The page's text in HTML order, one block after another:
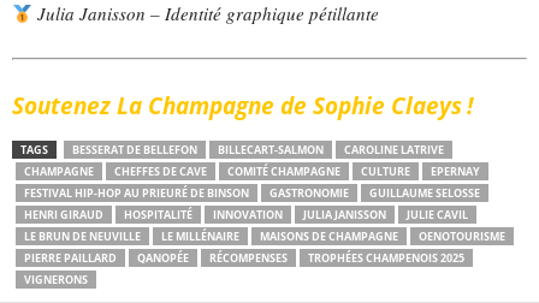
Julia Janisson – Identité graphique pétillante
Soutenez La Champagne de Sophie Claeys !
TAGS BESSERAT DE BELLEFON BILLECART-SALMON
CAROLINE LATRIVE
CHAMPAGNE
CHEFFES DE CAVE COMITÉ CHAMPAGNE CULTURE
EPERNAY
FESTIVAL HIP-HOP AU PRIEURÉ DE BINSON
GASTRONOMIE
GUILLAUME SELOSSE
HENRI GIRAUD
HOSPITALITÉ INNOVATION JULIA JANISSON
JULIE CAVIL
LE BRUN DE NEUVILLE
LE MILLÉNAIRE MAISONS DE CHAMPAGNE
OENOTOURISME
PIERRE PAILLARD
QANOPÉE RÉCOMPENSES
TROPHÉES CHAMPENOIS 2025
VIGNERONS